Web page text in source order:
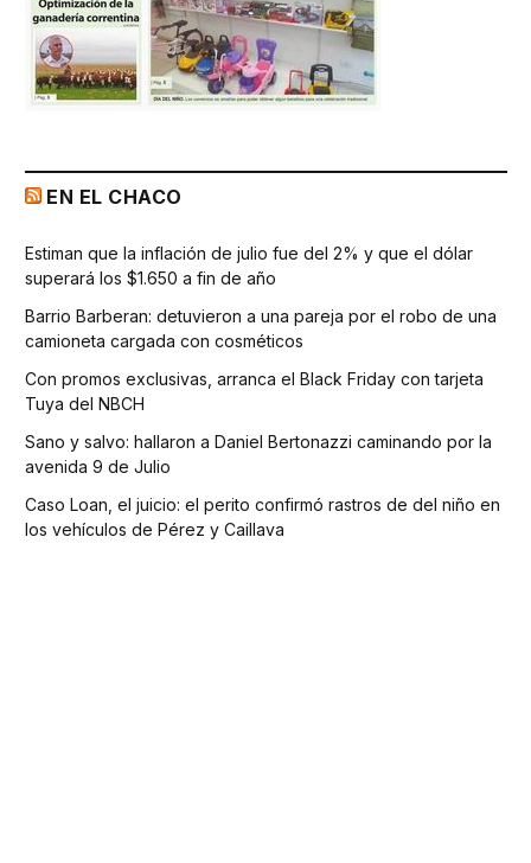
EN EL CHACO
Estiman que la inflación de julio fue del 2% y que el dólar
superará los $1.650 a fin de año
Barrio Barberan: detuvieron a una pareja por el robo de una
camioneta cargada con cosméticos
Con promos exclusivas, arranca el Black Friday con tarjeta
Tuya del NBCH
Sano y salvo: hallaron a Daniel Bertonazzi caminando por la
avenida 9 de Julio
Caso Loan, el juicio: el perito confirmó rastros de del niño en
los vehículos de Pérez y Caillava